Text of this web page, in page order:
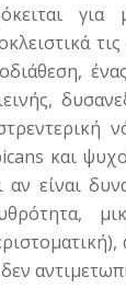
για
και
αν είναι